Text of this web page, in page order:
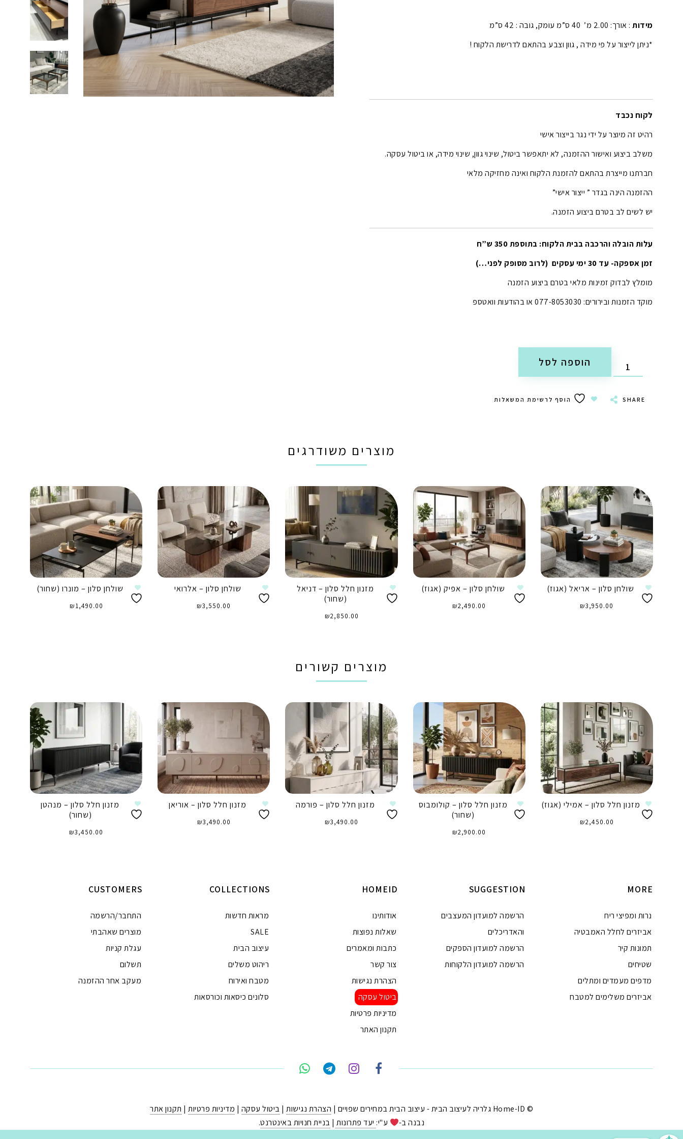
מידות: אורך: 2.00 מ’ 40 ס”מ עומק, גובה : 42 ס”מ
*ניתן לייצור על פי מידה , גוון וצבע בהתאם לדרישת הלקוח !
לקוח נכבד
רהיט זה מיוצר על ידי נגר בייצור אישי
משלב ביצוע ואישור ההזמנה, לא יתאפשר ביטול, שינוי גוון, שינוי מידה, או ביטול עסקה.
חברתנו מייצרת בהתאם להזמנת הלקוח ואינה מחזיקה מלאי
ההזמנה הינה בגדר ” ייצור אישי”
יש לשים לב בטרם ביצוע הזמנה.
עלות הובלה והרכבה בבית הלקוח: בתוספת 350 ש”ח
זמן אספקה- עד 30 ימי עסקים (לרוב מסופק לפני…)
מומלץ לבדוק זמינות מלאי בטרם ביצוע הזמנה
מוקד הזמנות ובירורים: 077-8053030 או בהודעות וואטספ
הוספה לסל
SHARE הוסף לרשימת המשאלות
מוצרים משודרגים
שולחן סלון – אריאל (אגוז)
₪3,950.00
שולחן סלון – אפיק (אגוז)
₪2,490.00
מזנון חלל סלון – דניאל
(שחור)
₪2,850.00
שולחן סלון – אלרואי
₪3,550.00
שולחן סלון – מונרו (שחור)
₪1,490.00
מוצרים קשורים
מזנון חלל סלון – אמילי (אגוז)
₪2,450.00
מזנון חלל סלון – קולומבוס
(שחור)
₪2,900.00
מזנון חלל סלון – פורמה
₪3,490.00
מזנון חלל סלון – אוריאן
₪3,490.00
מזנון חלל סלון – מנהטן
(שחור)
₪3,450.00
CUSTOMERS
התחבר/הרשמה
מוצרים שאהבתי
עגלת קניות
תשלום
מעקב אחר ההזמנה
COLLECTIONS
מראות חדשות
SALE
עיצוב הבית
ריהוט משלים
מטבח ואירוח
סלונים כיסאות וכורסאות
HOMEID
אודותינו
שאלות נפוצות
כתבות ומאמרים
צור קשר
הצהרת נגישות
ביטול עסקה
מדיניות פרטיות
תקנון האתר
SUGGESTION
הרשמה למועדון המעצבים
והאדריכלים
הרשמה למועדון הספקים
הרשמה למועדון הלקוחות
MORE
נרות ומפיצי ריח
אביזרים לחלל האמבטיה
תמונות קיר
שטיחים
מדפים מעמדים ומתלים
אביזרים משלימים למטבח
© Home-ID גלריה לעיצוב הבית - עיצוב הבית במחירים שפויים | הצהרת נגישות | ביטול עסקה | מדיניות פרטיות | תקנון אתר
נבנה ב-
ע"י: יעד פתרונות | בניית חנויות באינטרנט.